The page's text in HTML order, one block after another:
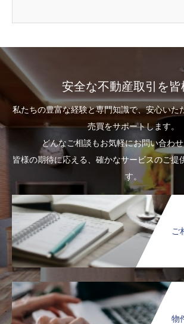
安全な不動産取引を皆
私たちの豊富な経験と専門知識で、安心いた
売買をサポートします。
どんなご相談もお気軽にお問い合わ
皆様の期待に応える、確かなサービスのご提
す。
ご
物